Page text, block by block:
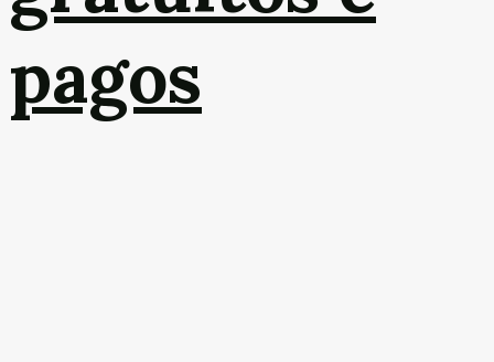
pagos